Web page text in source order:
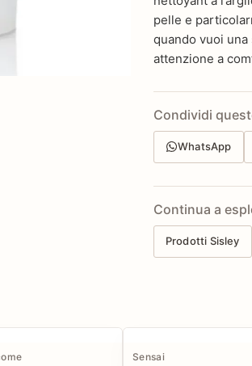
pelle e
quando vuoi
attenzione a
Condividi
WhatsApp
Continua a
Prodotti Sisley
Sensai